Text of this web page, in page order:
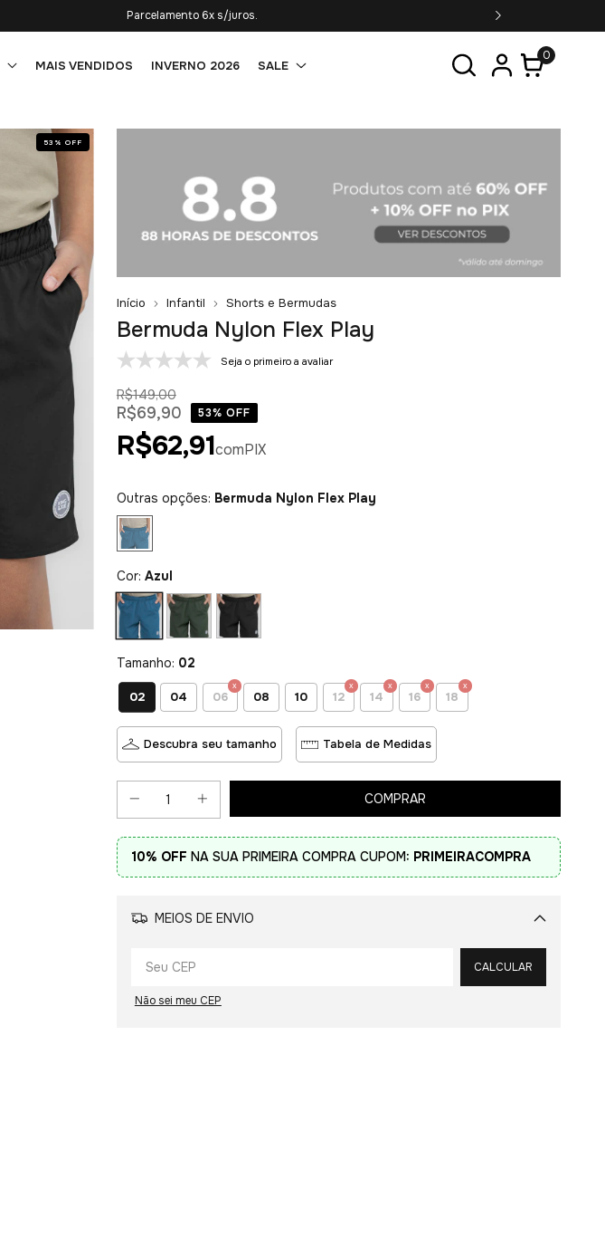
Frete Grátis em compras acima de R$349,90*
MAIS VENDIDOS INVERNO 2026 SALE
0
53 % OFF
Início Infantil Shorts e Bermudas
Bermuda Nylon Flex Play
Seja o primeiro a avaliar
R$149,00
R$69,90 53% OFF
R$62,91comPIX
Outras opções: Bermuda Nylon Flex Play
Cor: Azul
Tamanho: 02
02 04 06 08 10 12 14 16 18
Descubra seu tamanho Tabela de Medidas
10% OFF NA SUA PRIMEIRA COMPRA CUPOM: PRIMEIRACOMPRA
MEIOS DE ENVIO
Alterar CEP
CALCULAR
Não sei meu CEP